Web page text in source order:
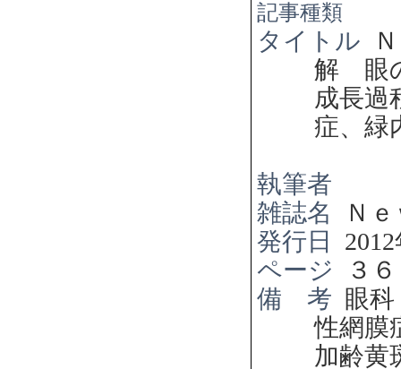
記事種類
タイトル
解 眼
成長過
症、緑
執筆者
雑誌名
Ｎ
発行日
2012
ページ
３
備 考 眼
性網膜
加齢黄